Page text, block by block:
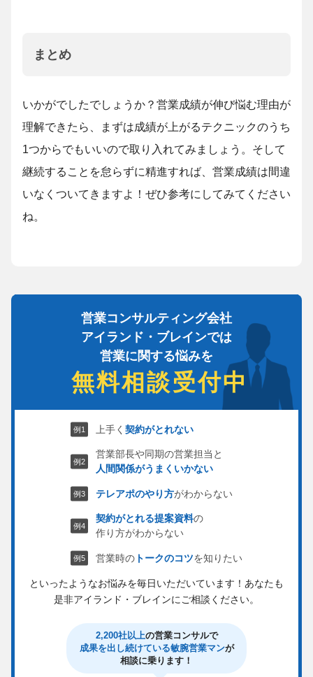
まとめ
いかがでしたでしょうか？営業成績が伸び悩む理由が
理解できたら、まずは成績が上がるテクニックのうち
1つからでもいいので取り入れてみましょう。そして
継続することを怠らずに精進すれば、営業成績は間違
いなくついてきますよ！ぜひ参考にしてみてください
ね。
営業コンサルティング会社
アイランド・ブレインでは
営業に関する悩みを
無料相談受付中
上手く契約がとれない
営業部長や同期の営業担当と
人間関係がうまくいかない
テレアポのやり方がわからない
契約がとれる提案資料の
作り方がわからない
営業時の トークのコツを知りたい
といったようなお悩みを毎日いただいています！ あなたも
是非アイランド・ブレインにご相談ください。
2,200社以上の営業コンサルで
成果を出し続けている敏腕営業マンが
相談に乗ります！